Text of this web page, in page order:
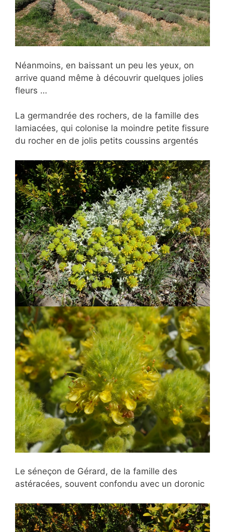
Néanmoins, en baissant un peu les yeux, on
arrive quand même à découvrir quelques jolies
fleurs …
La germandrée des rochers, de la famille des
lamiacées, qui colonise la moindre petite fissure
du rocher en de jolis petits coussins argentés
Le séneçon de Gérard, de la famille des
astéracées, souvent confondu avec un doronic